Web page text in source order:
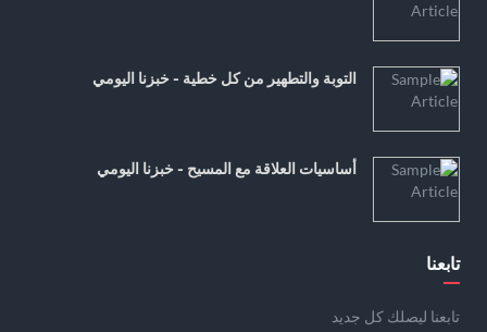
التوبة والتطهير من كل خطية - خبزنا اليومي
أساسيات العلاقة مع المسيح - خبزنا اليومي
تابعنا
تابعنا ليصلك كل جديد